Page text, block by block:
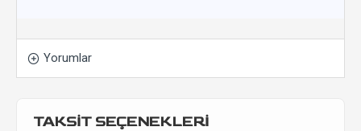
Yorumlar
TAKSİT SEÇENEKLERİ